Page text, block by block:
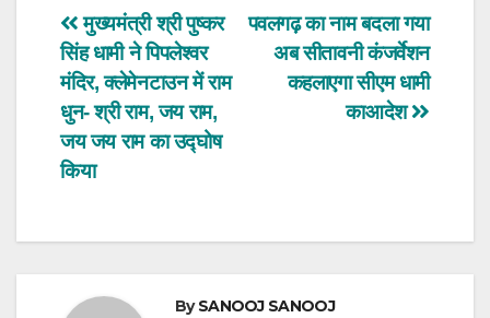
Post
navigation
पवलगढ़ का नाम बदला गया
अब सीतावनी कंजर्वेशन
कहलाएगा सीएम धामी
काआदेश
मुख्यमंत्री श्री पुष्कर
सिंह धामी ने पिपलेश्वर
मंदिर, क्लेमेनटाउन में राम
धुन- श्री राम, जय राम,
जय जय राम का उद्घोष
किया
BySANOOJ SANOOJ